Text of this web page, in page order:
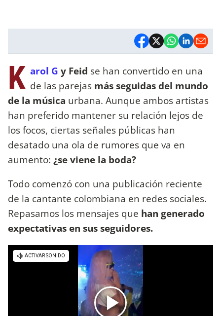
K arol G y Feid se han convertido en una
de las parejas más seguidas del mundo
de la música urbana. Aunque ambos artistas
han preferido mantener su relación lejos de
los focos, ciertas señales públicas han
desatado una ola de rumores que va en
aumento: ¿se viene la boda?
Todo comenzó con una publicación reciente
de la cantante colombiana en redes sociales.
Repasamos los mensajes que han generado
expectativas en sus seguidores.